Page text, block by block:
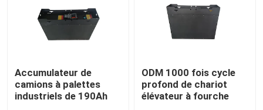
Accumulateur de
camions à palettes
industriels de 190Ah
ODM 1000 fois cycle
profond de chariot
élévateur à fourche